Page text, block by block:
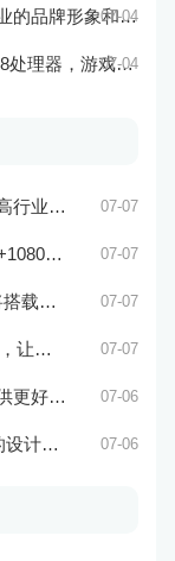
形象和社会认知07-04
，游戏性能超强07-04
争力 07-07
屏幕 07-07
处理器 07-07
活！ 07-07
务保障 07-06
航能力 07-06